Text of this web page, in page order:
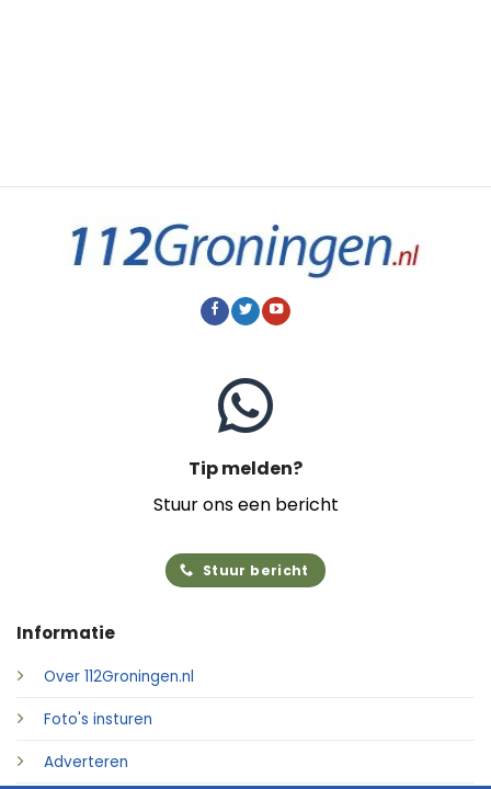
Informatie
Over 112Groningen.nl
Foto's insturen
Adverteren
Tip melden?
Stuur ons een bericht
Stuur bericht